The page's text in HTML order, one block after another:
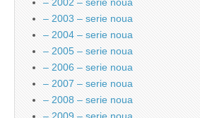
– 2002 – serie noua
– 2003 – serie noua
– 2004 – serie noua
– 2005 – serie noua
– 2006 – serie noua
– 2007 – serie noua
– 2008 – serie noua